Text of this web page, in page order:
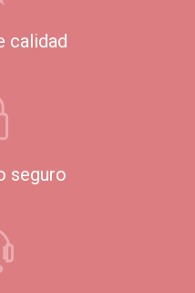
calidad
seguro